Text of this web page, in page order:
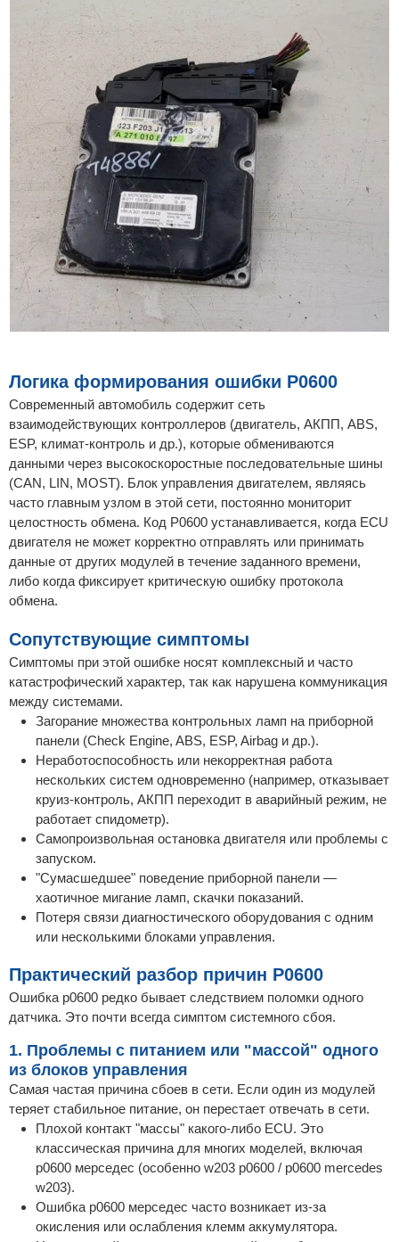
Логика формирования ошибки P0600
Современный автомобиль содержит сеть
взаимодействующих контроллеров (двигатель, АКПП, ABS,
ESP, климат-контроль и др.), которые обмениваются
данными через высокоскоростные последовательные шины
(CAN, LIN, MOST). Блок управления двигателем, являясь
часто главным узлом в этой сети, постоянно мониторит
целостность обмена. Код P0600 устанавливается, когда ECU
двигателя не может корректно отправлять или принимать
данные от других модулей в течение заданного времени,
либо когда фиксирует критическую ошибку протокола
обмена.
Сопутствующие симптомы
Симптомы при этой ошибке носят комплексный и часто
катастрофический характер, так как нарушена коммуникация
между системами.
Загорание множества контрольных ламп на приборной
панели (Check Engine, ABS, ESP, Airbag и др.).
Неработоспособность или некорректная работа
нескольких систем одновременно (например, отказывает
круиз-контроль, АКПП переходит в аварийный режим, не
работает спидометр).
Самопроизвольная остановка двигателя или проблемы с
запуском.
"Сумасшедшее" поведение приборной панели —
хаотичное мигание ламп, скачки показаний.
Потеря связи диагностического оборудования с одним
или несколькими блоками управления.
Практический разбор причин P0600
Ошибка p0600 редко бывает следствием поломки одного
датчика. Это почти всегда симптом системного сбоя.
1. Проблемы с питанием или "массой" одного
из блоков управления
Самая частая причина сбоев в сети. Если один из модулей
теряет стабильное питание, он перестает отвечать в сети.
Плохой контакт "массы" какого-либо ECU. Это
классическая причина для многих моделей, включая
p0600 мерседес (особенно w203 p0600 / p0600 mercedes
w203).
Ошибка p0600 мерседес часто возникает из-за
окисления или ослабления клемм аккумулятора.